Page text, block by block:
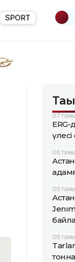
SPORT
07
ERG-
06
06
06